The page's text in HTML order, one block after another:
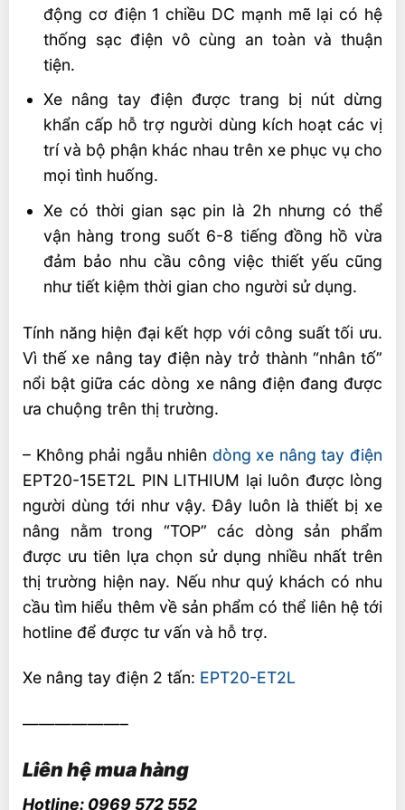
động cơ điện 1 chiều DC mạnh mẽ lại có hệ
thống sạc điện vô cùng an toàn và thuận
tiện.
Xe nâng tay điện được trang bị nút dừng
khẩn cấp hỗ trợ người dùng kích hoạt các vị
trí và bộ phận khác nhau trên xe phục vụ cho
mọi tình huống.
Xe có thời gian sạc pin là 2h nhưng có thể
vận hàng trong suốt 6-8 tiếng đồng hồ vừa
đảm bảo nhu cầu công việc thiết yếu cũng
như tiết kiệm thời gian cho người sử dụng.
Tính năng hiện đại kết hợp với công suất tối ưu.
Vì thế xe nâng tay điện này trở thành “nhân tố”
nổi bật giữa các dòng xe nâng điện đang được
ưa chuộng trên thị trường.
– Không phải ngẫu nhiên dòng xe nâng tay điện
EPT20-15ET2L PIN LITHIUM lại luôn được lòng
người dùng tới như vậy. Đây luôn là thiết bị xe
nâng nằm trong “TOP” các dòng sản phẩm
được ưu tiên lựa chọn sử dụng nhiều nhất trên
thị trường hiện nay. Nếu như quý khách có nhu
cầu tìm hiểu thêm về sản phẩm có thể liên hệ tới
hotline để được tư vấn và hỗ trợ.
Xe nâng tay điện 2 tấn: EPT20-ET2L
——————–
Liên hệ mua hàng
Hotline: 0969 572 552